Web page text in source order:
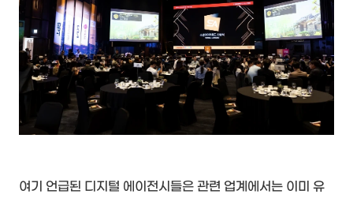
여기 언급된 디지털 에이전시들은 관련 업계에서는 이미 유